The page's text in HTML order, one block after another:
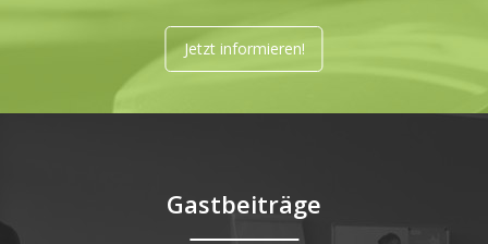
Jetzt informieren!
Gastbeiträge